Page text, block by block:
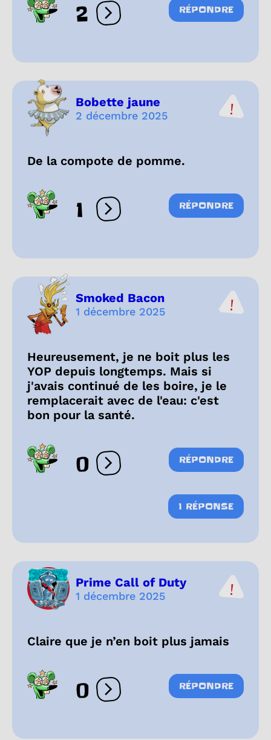
2 Ouvrir les réactions
RÉPONDRE
Bobette jaune
2 décembre 2025
De la compote de pomme.
1 Ouvrir les réactions
RÉPONDRE
Smoked Bacon
1 décembre 2025
Heureusement, je ne boit plus les
YOP depuis longtemps. Mais si
j'avais continué de les boire, je le
remplacerait avec de l'eau: c'est
bon pour la santé.
0 Ouvrir les réactions
RÉPONDRE
1 RÉPONSE
Prime Call of Duty
1 décembre 2025
Claire que je n’en boit plus jamais
0 Ouvrir les réactions
RÉPONDRE